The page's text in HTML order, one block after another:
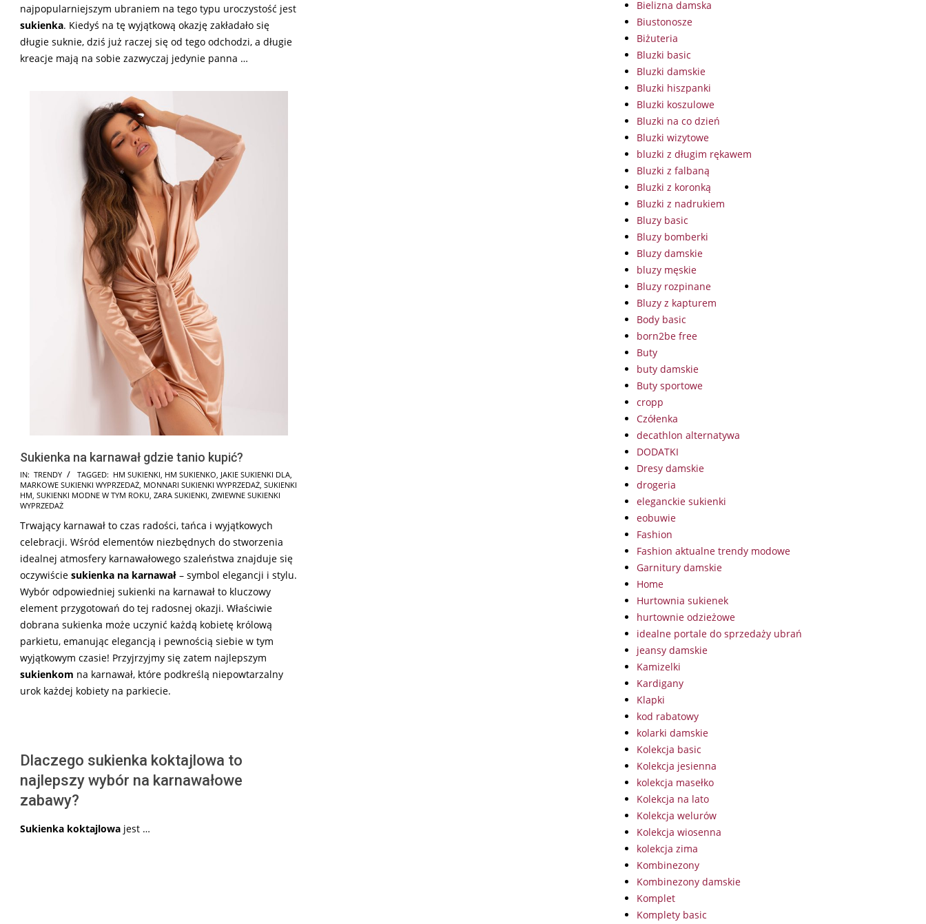
najpopularniejszym ubraniem na tego typu uroczystość jest
sukienka. Kiedyś na tę wyjątkową okazję zakładało się
długie suknie, dziś już raczej się od tego odchodzi, a długie
kreacje mają na sobie zazwyczaj jedynie panna …
Sukienka na karnawał gdzie tanio kupić?
2024-
11-
02
IN: TRENDY TAGGED: HM SUKIENKI, HM SUKIENKO, JAKIE SUKIENKI DLA,
MARKOWE SUKIENKI WYPRZEDAŻ, MONNARI SUKIENKI WYPRZEDAŻ, SUKIENKI
HM, SUKIENKI MODNE W TYM ROKU, ZARA SUKIENKI, ZWIEWNE SUKIENKI
WYPRZEDAŻ
Trwający karnawał to czas radości, tańca i wyjątkowych
celebracji. Wśród elementów niezbędnych do stworzenia
idealnej atmosfery karnawałowego szaleństwa znajduje się
oczywiście sukienka na karnawał – symbol elegancji i stylu.
Wybór odpowiedniej sukienki na karnawał to kluczowy
element przygotowań do tej radosnej okazji. Właściwie
dobrana sukienka może uczynić każdą kobietę królową
parkietu, emanując elegancją i pewnością siebie w tym
wyjątkowym czasie! Przyjrzyjmy się zatem najlepszym
sukienkom na karnawał, które podkreślą niepowtarzalny
urok każdej kobiety na parkiecie.
Dlaczego sukienka koktajlowa to
najlepszy wybór na karnawałowe
zabawy?
Sukienka koktajlowa jest …
Bielizna damska
Biustonosze
Biżuteria
Bluzki basic
Bluzki damskie
Bluzki hiszpanki
Bluzki koszulowe
Bluzki na co dzień
Bluzki wizytowe
bluzki z długim rękawem
Bluzki z falbaną
Bluzki z koronką
Bluzki z nadrukiem
Bluzy basic
Bluzy bomberki
Bluzy damskie
bluzy męskie
Bluzy rozpinane
Bluzy z kapturem
Body basic
born2be free
Buty
buty damskie
Buty sportowe
cropp
Czółenka
decathlon alternatywa
DODATKI
Dresy damskie
drogeria
eleganckie sukienki
eobuwie
Fashion
Fashion aktualne trendy modowe
Garnitury damskie
Home
Hurtownia sukienek
hurtownie odzieżowe
idealne portale do sprzedaży ubrań
jeansy damskie
Kamizelki
Kardigany
Klapki
kod rabatowy
kolarki damskie
Kolekcja basic
Kolekcja jesienna
kolekcja masełko
Kolekcja na lato
Kolekcja welurów
Kolekcja wiosenna
kolekcja zima
Kombinezony
Kombinezony damskie
Komplet
Komplety basic